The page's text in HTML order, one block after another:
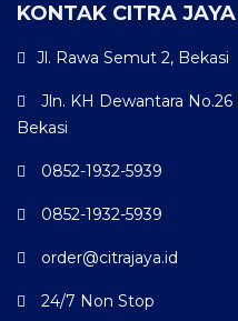
KONTAK CITRA
Jl. Rawa Semut 2, Bekasi
Jln. KH Dewantara No.26
Bekasi
0852-1932-5939
0852-1932-5939
order@citrajaya.id
24/7 Non Stop